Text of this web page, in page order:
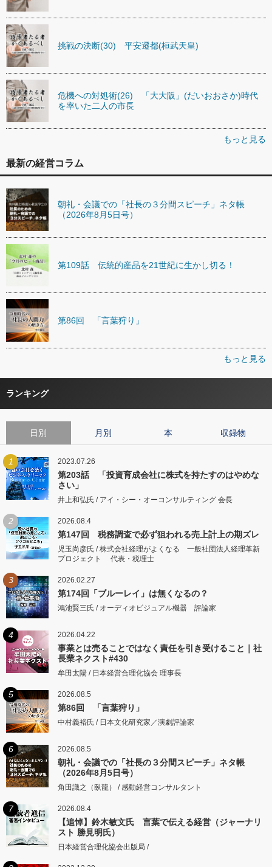
挑戦の決断(30) 平安遷都(桓武天皇)
危機への対処術(26) 「大大阪」(だいおおさか)時代
を率いた二人の市長
もっと見る
最新の経営コラム
朝礼・会議での「社長の３分間スピーチ」ネタ帳
（2026年8月5日号）
第109話 伝統的産品を21世紀に生かし切る！
第86回 「言葉狩り」
もっと見る
ランキング
日別 月別 本 収録物
1 2023.07.26
第203話 「投資育成会社に株式を持たすのはやめな
さい」
井上和弘氏 / アイ・シー・オーコンサルティング 会長
2 2026.08.4
第147回 税務調査で必ず狙われる売上計上の期ズレ
児玉尚彦氏 / 株式会社経理がよくなる 一般社団法人経理革新
プロジェクト 代表・税理士
3 2026.02.27
第174回「ブルーレイ」は無くなるの？
鴻池賢三氏 / オーディオビジュアル機器 評論家
4 2026.04.22
事業とは売ることではなく責任を引き受けること｜社
長業ネクスト#430
牟田太陽 / 日本経営合理化協会 理事長
5 2026.08.5
第86回 「言葉狩り」
中村義裕氏 / 日本文化研究家／演劇評論家
6 2026.08.5
朝礼・会議での「社長の３分間スピーチ」ネタ帳
（2026年8月5日号）
角田識之（臥龍） / 感動経営コンサルタント
7 2026.08.4
【追悼】鈴木敏文氏 言葉で伝える経営（ジャーナリ
スト 勝見明氏）
日本経営合理化協会出版局 /